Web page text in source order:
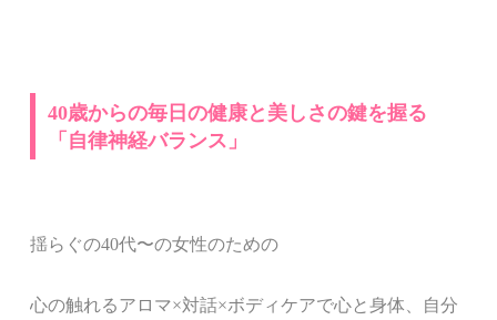
40歳からの毎日の健康と美しさの鍵を握る
「自律神経バランス」
揺らぐの40代〜の女性のための
心の触れるアロマ×対話×ボディケアで心と身体、 自分